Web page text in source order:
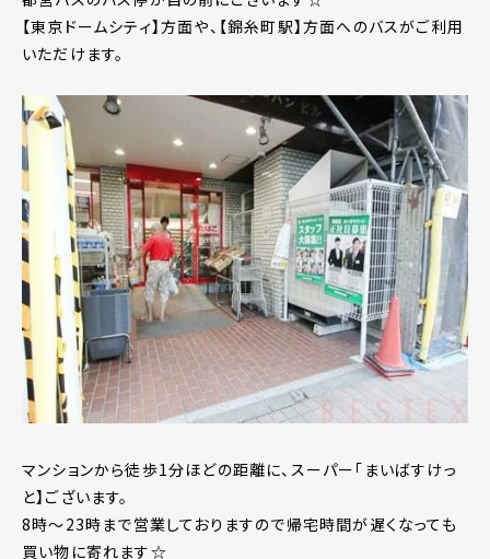
【東京ドームシティ】方面や、【錦糸町駅】方面へのバスがご利用
いただけます。
マンションから徒歩1分ほどの距離に、スーパー「まいばすけっ
と】ございます。
8時～23時まで営業しておりますので帰宅時間が遅くなっても
買い物に寄れます☆